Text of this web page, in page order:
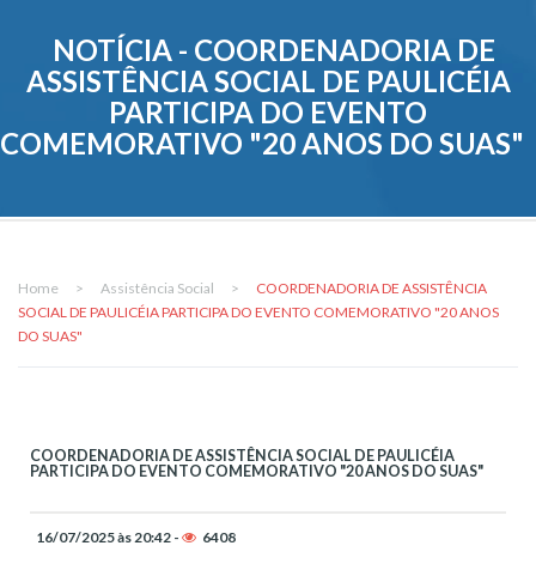
NOTÍCIA - COORDENADORIA DE
ASSISTÊNCIA SOCIAL DE PAULICÉIA
PARTICIPA DO EVENTO
COMEMORATIVO "20 ANOS DO SUAS"
Home > Assistência Social >
COORDENADORIA DE ASSISTÊNCIA
SOCIAL DE PAULICÉIA PARTICIPA DO EVENTO COMEMORATIVO "20 ANOS
DO SUAS"
COORDENADORIA DE ASSISTÊNCIA SOCIAL DE PAULICÉIA
PARTICIPA DO EVENTO COMEMORATIVO "20 ANOS DO SUAS"
16/07/2025 às 20:42 - 6408